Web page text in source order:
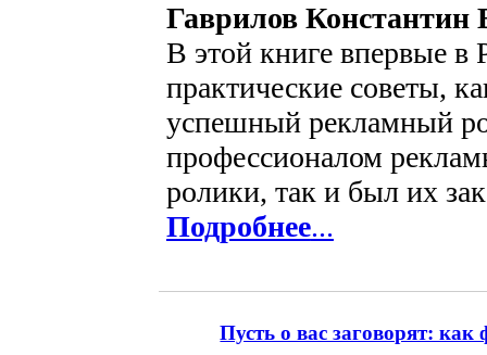
Гаврилов Константин
В этой книге впервые в
практические советы,
успешный рекламный
профессионалом
ролики, так и был их
Подробнее...
Пусть о вас заговорят: